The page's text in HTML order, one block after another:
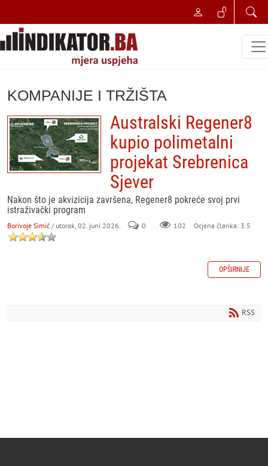
KOMPANIJE I TRŽIŠTA
Australski Regener8
kupio polimetalni
projekat Srebrenica
Sjever
Nakon što je akvizicija završena, Regener8 pokreće svoj prvi
istraživački program
Borivoje Simić / utorak, 02. juni 2026. 0 102 Ocjena članka: 3.5
OPŠIRNIJE
RSS